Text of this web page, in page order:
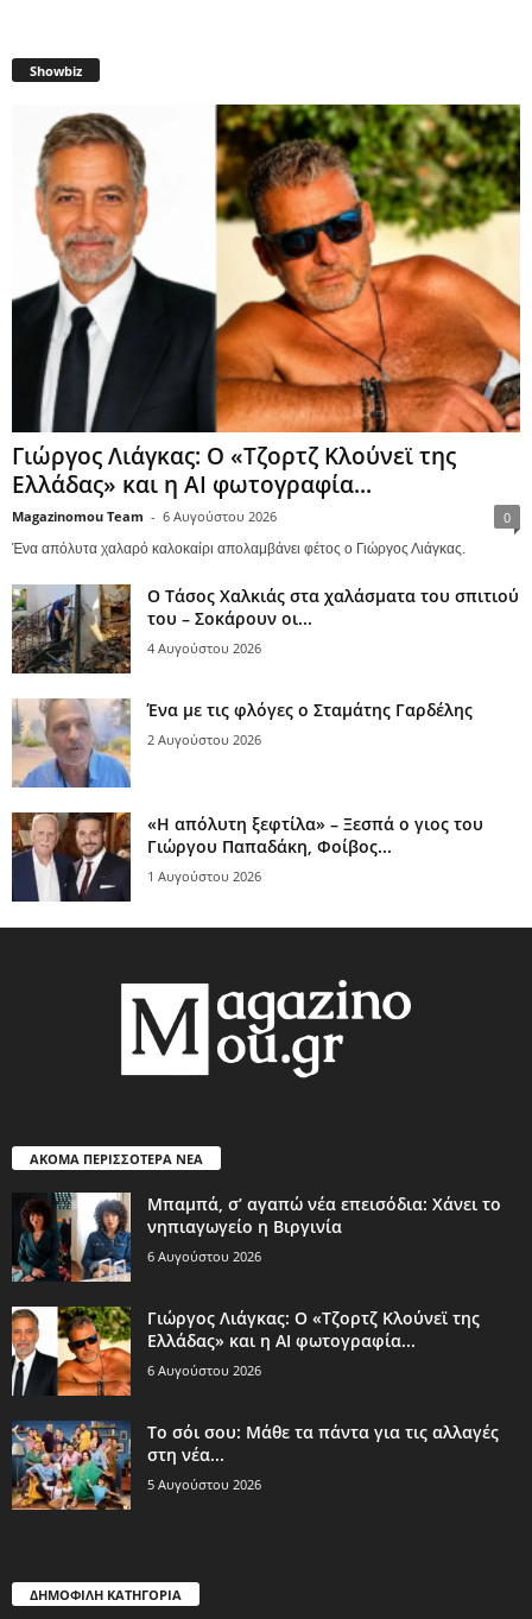
Showbiz
Γιώργος Λιάγκας: Ο «Τζορτζ Κλούνεϊ της
Ελλάδας» και η AI φωτογραφία...
Magazinomou Team - 6 Αυγούστου 2026 0
Ένα απόλυτα χαλαρό καλοκαίρι απολαμβάνει φέτος ο Γιώργος Λιάγκας.
Ο Τάσος Χαλκιάς στα χαλάσματα του σπιτιού
του – Σοκάρουν οι...
4 Αυγούστου 2026
Ένα με τις φλόγες ο Σταμάτης Γαρδέλης
2 Αυγούστου 2026
«Η απόλυτη ξεφτίλα» – Ξεσπά ο γιος του
Γιώργου Παπαδάκη, Φοίβος...
1 Αυγούστου 2026
ΑΚΟΜΑ ΠΕΡΙΣΣΟΤΕΡΑ ΝΕΑ
Μπαμπά, σ’ αγαπώ νέα επεισόδια: Χάνει το
νηπιαγωγείο η Βιργινία
6 Αυγούστου 2026
Γιώργος Λιάγκας: Ο «Τζορτζ Κλούνεϊ της
Ελλάδας» και η AI φωτογραφία...
6 Αυγούστου 2026
Το σόι σου: Μάθε τα πάντα για τις αλλαγές
στη νέα...
5 Αυγούστου 2026
ΔΗΜΟΦΙΛΗ ΚΑΤΗΓΟΡΙΑ